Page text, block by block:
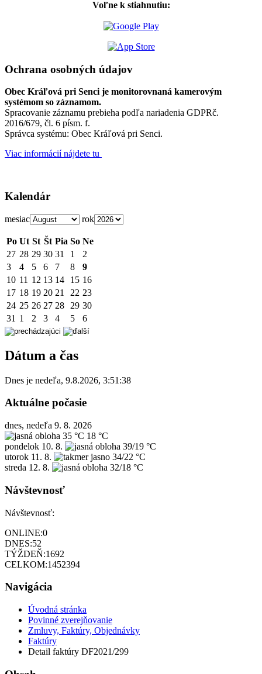
Voľne k stiahnutiu:
Ochrana osobných údajov
Obec Kráľová pri Senci je monitorovnaná kamerovým
systémom so záznamom.
Spracovanie záznamu prebieha podľa nariadenia GDPRč.
2016/679, čl. 6 písm. f.
Správca systému: Obec Kráľová pri Senci.
Viac informácií nájdete tu
Kalendár
mesiac rok
Po Ut St Št Pia So Ne
27 28 29 30 31 1
2
3
4 5 6 7 8
9
10 11 12 13 14 15 16
17 18 19 20 21 22 23
24 25 26 27 28 29 30
31 1 2 3 4 5 6
Dátum a čas
Dnes je nedeľa, 9.8.2026, 3:51:38
Aktuálne počasie
dnes, nedeľa 9. 8. 2026
35 °C 18 °C
pondelok 10. 8.
39/19 °C
utorok 11. 8.
34/22 °C
streda 12. 8. 32/18 °C
Návštevnosť
Návštevnosť:
ONLINE:0
DNES:52
TÝŽDEŇ:1692
CELKOM:1452394
Navigácia
Úvodná stránka
Povinné zverejňovanie
Zmluvy, Faktúry, Objednávky
Faktúry
Detail faktúry DF2021/299